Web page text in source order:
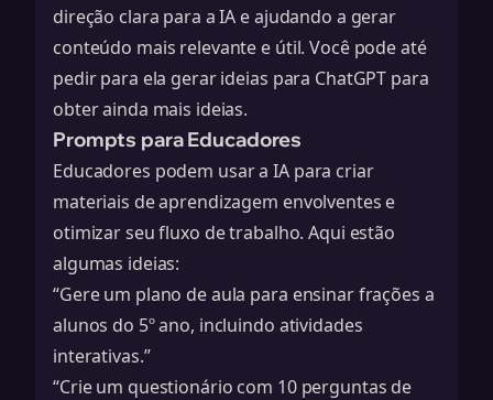
direção clara para a IA e ajudando a gerar
conteúdo mais relevante e útil. Você pode até
pedir para ela gerar ideias para ChatGPT para
obter ainda mais ideias.
Prompts para Educadores
Educadores podem usar a IA para criar
materiais de aprendizagem envolventes e
otimizar seu fluxo de trabalho. Aqui estão
algumas ideias:
“Gere um plano de aula para ensinar frações a
alunos do 5º ano, incluindo atividades
interativas.”
“Crie um questionário com 10 perguntas de